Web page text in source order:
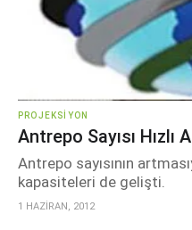
PROJEKSIYON
Antrepo Sayısı Hızlı
Antrepo sayısının
kapasiteleri de gelişti.
1 HAZİRAN, 2012